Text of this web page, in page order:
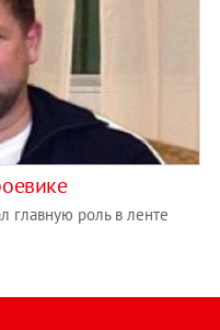
главную роль в ленте